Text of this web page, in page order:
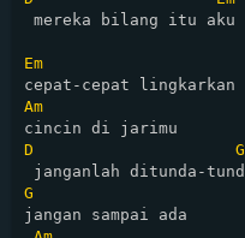
mereka bilang itu aku
Em
Am
D
G
G
jangan sampai ada